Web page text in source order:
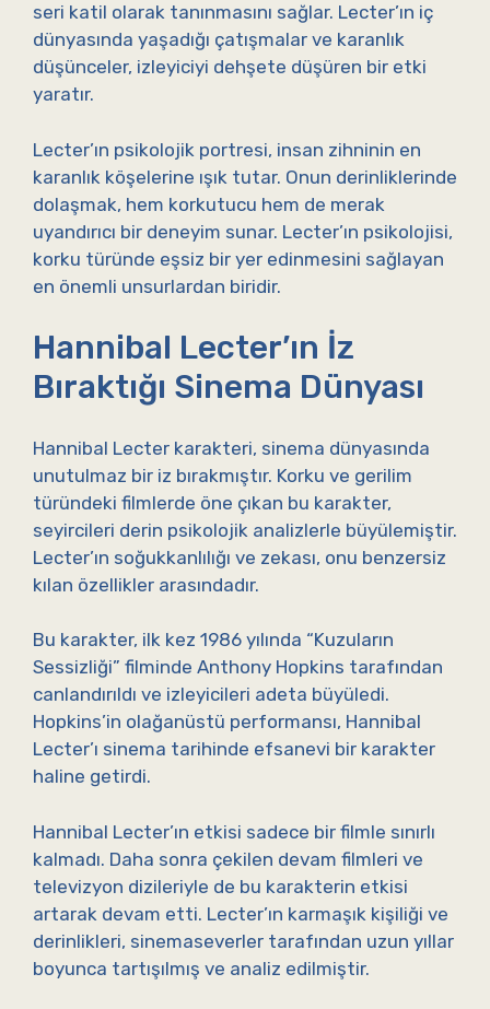
seri katil olarak tanınmasını sağlar. Lecter’ın iç
dünyasında yaşadığı çatışmalar ve karanlık
düşünceler, izleyiciyi dehşete düşüren bir etki
yaratır.
Lecter’ın psikolojik portresi, insan zihninin en
karanlık köşelerine ışık tutar. Onun derinliklerinde
dolaşmak, hem korkutucu hem de merak
uyandırıcı bir deneyim sunar. Lecter’ın psikolojisi,
korku türünde eşsiz bir yer edinmesini sağlayan
en önemli unsurlardan biridir.
Hannibal Lecter’ın İz
Bıraktığı Sinema Dünyası
Hannibal Lecter karakteri, sinema dünyasında
unutulmaz bir iz bırakmıştır. Korku ve gerilim
türündeki filmlerde öne çıkan bu karakter,
seyircileri derin psikolojik analizlerle büyülemiştir.
Lecter’ın soğukkanlılığı ve zekası, onu benzersiz
kılan özellikler arasındadır.
Bu karakter, ilk kez 1986 yılında “Kuzuların
Sessizliği” filminde Anthony Hopkins tarafından
canlandırıldı ve izleyicileri adeta büyüledi.
Hopkins’in olağanüstü performansı, Hannibal
Lecter’ı sinema tarihinde efsanevi bir karakter
haline getirdi.
Hannibal Lecter’ın etkisi sadece bir filmle sınırlı
kalmadı. Daha sonra çekilen devam filmleri ve
televizyon dizileriyle de bu karakterin etkisi
artarak devam etti. Lecter’ın karmaşık kişiliği ve
derinlikleri, sinemaseverler tarafından uzun yıllar
boyunca tartışılmış ve analiz edilmiştir.